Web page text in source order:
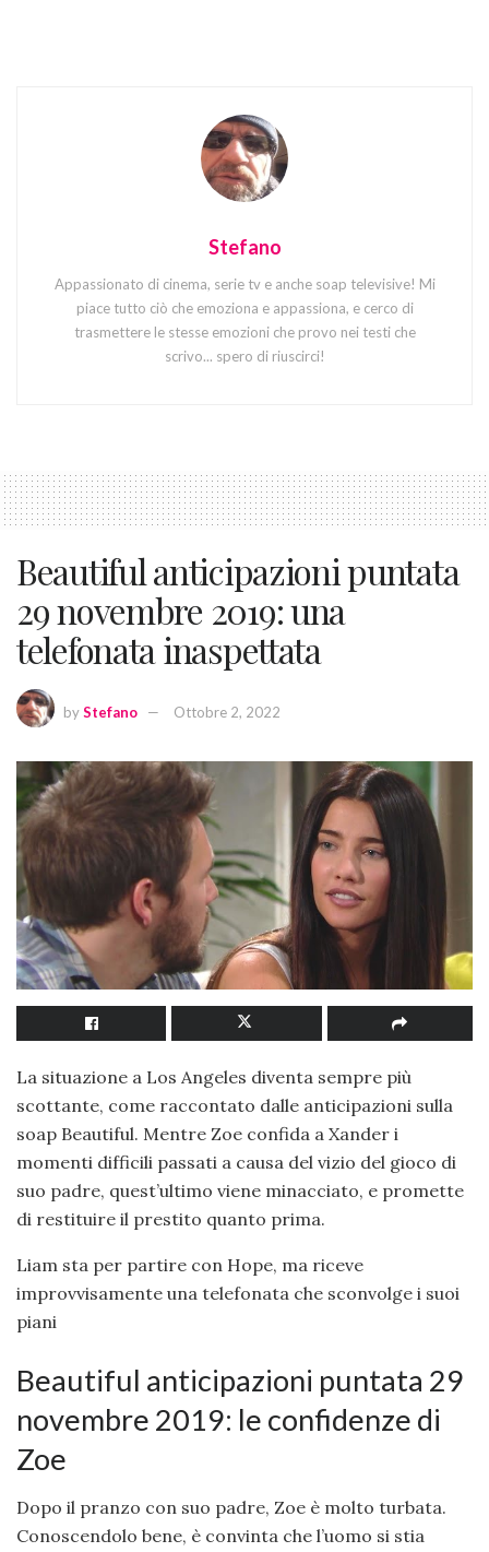
Stefano
Appassionato di cinema, serie tv e anche soap televisive! Mi
piace tutto ciò che emoziona e appassiona, e cerco di
trasmettere le stesse emozioni che provo nei testi che
scrivo... spero di riuscirci!
Beautiful anticipazioni puntata
29 novembre 2019: una
telefonata inaspettata
byStefano Ottobre 2, 2022
La situazione a Los Angeles diventa sempre più
scottante, come raccontato dalle anticipazioni sulla
soap Beautiful. Mentre Zoe confida a Xander i
momenti difficili passati a causa del vizio del gioco di
suo padre, quest’ultimo viene minacciato, e promette
di restituire il prestito quanto prima.
Liam sta per partire con Hope, ma riceve
improvvisamente una telefonata che sconvolge i suoi
piani
Beautiful anticipazioni puntata 29
novembre 2019: le confidenze di
Zoe
Dopo il pranzo con suo padre, Zoe è molto turbata.
Conoscendolo bene, è convinta che l’uomo si stia